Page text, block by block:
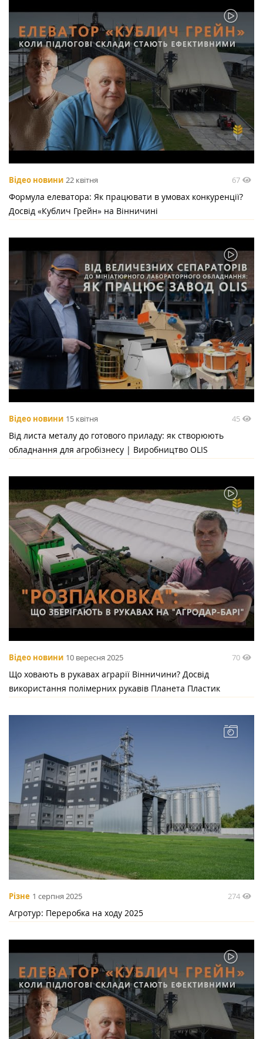
Відео новини 22 квітня 67
Формула елеватора: Як працювати в умовах конкуренції?
Досвід «Кублич Грейн» на Вінничині
Відео новини 15 квітня 45
Від листа металу до готового приладу: як створюють
обладнання для агробізнесу | Виробництво OLIS
Відео новини 10 вересня 2025 70
Що ховають в рукавах аграрії Вінничини? Досвід
використання полімерних рукавів Планета Пластик
Різне 1 серпня 2025 274
Агротур: Переробка на ходу 2025